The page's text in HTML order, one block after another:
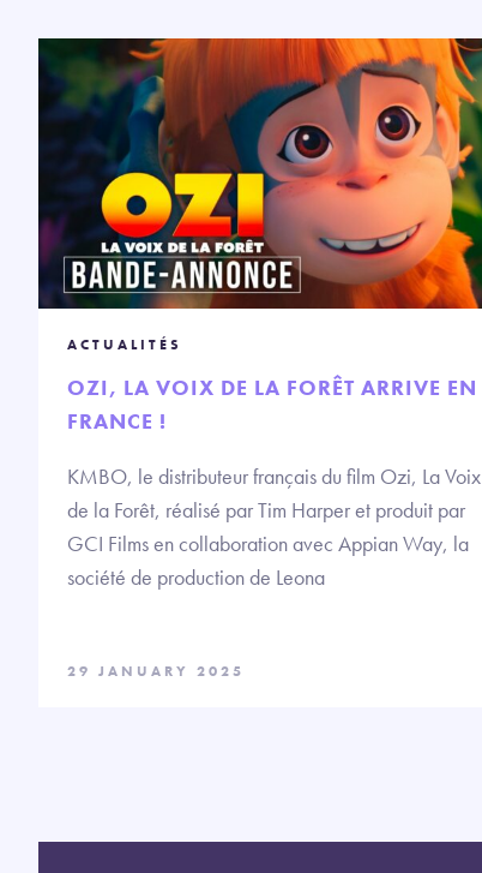
ACTUALITÉS
OZI, LA VOIX DE LA FORÊT ARRIVE EN
FRANCE !
KMBO, le distributeur français du film Ozi, La Voix
de la Forêt, réalisé par Tim Harper et produit par
GCI Films en collaboration avec Appian Way, la
société de production de Leona
29 JANUARY 2025